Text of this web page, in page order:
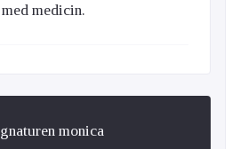
medicin.
monica